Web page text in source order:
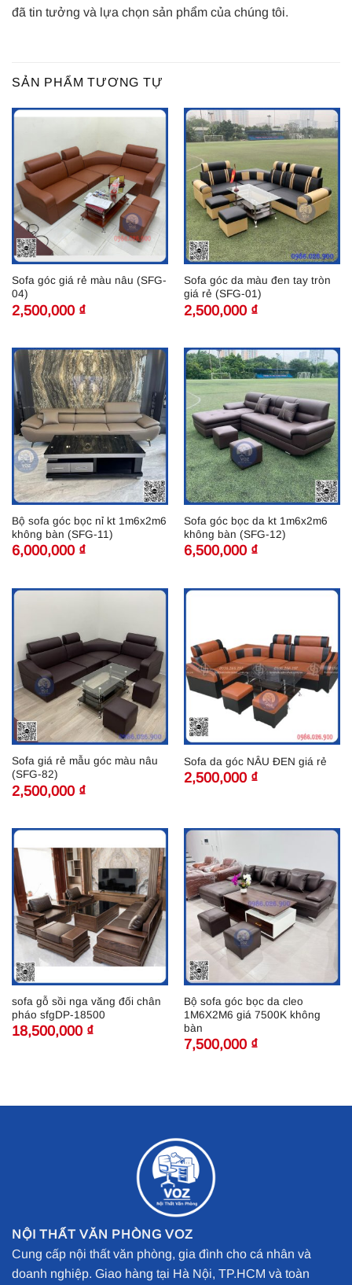
đã tin tưởng và lựa chọn sản phẩm của chúng tôi.
SẢN PHẨM TƯƠNG TỰ
Sofa góc giá rẻ màu nâu (SFG-
04)
2,500,000 ₫
Sofa góc da màu đen tay tròn
giá rẻ (SFG-01)
2,500,000 ₫
Bộ sofa góc bọc nỉ kt 1m6x2m6
không bàn (SFG-11)
6,000,000 ₫
Sofa góc bọc da kt 1m6x2m6
không bàn (SFG-12)
6,500,000 ₫
Sofa giá rẻ mẫu góc màu nâu
(SFG-82)
2,500,000 ₫
Sofa da góc NÂU ĐEN giá rẻ
2,500,000 ₫
sofa gỗ sồi nga văng đối chân
pháo sfgDP-18500
18,500,000 ₫
Bộ sofa góc bọc da cleo
1M6X2M6 giá 7500K không
bàn
7,500,000 ₫
NỘI THẤT VĂN PHÒNG VOZ
Cung cấp nội thất văn phòng, gia đình cho cá nhân và
doanh nghiệp. Giao hàng tại Hà Nội, TP.HCM và toàn